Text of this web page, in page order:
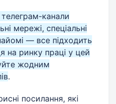
канали
мережі, спеціальні
— все підходить
на ринку праці у цей
жодним
.
посилання, які